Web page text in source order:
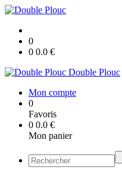
0
0 0.0 €
Double Plouc
Mon compte
0
Favoris
0 0.0 €
Mon panier